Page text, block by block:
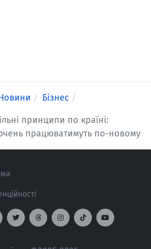
Бізнес
принципи по країні:
працюватимуть по-новому